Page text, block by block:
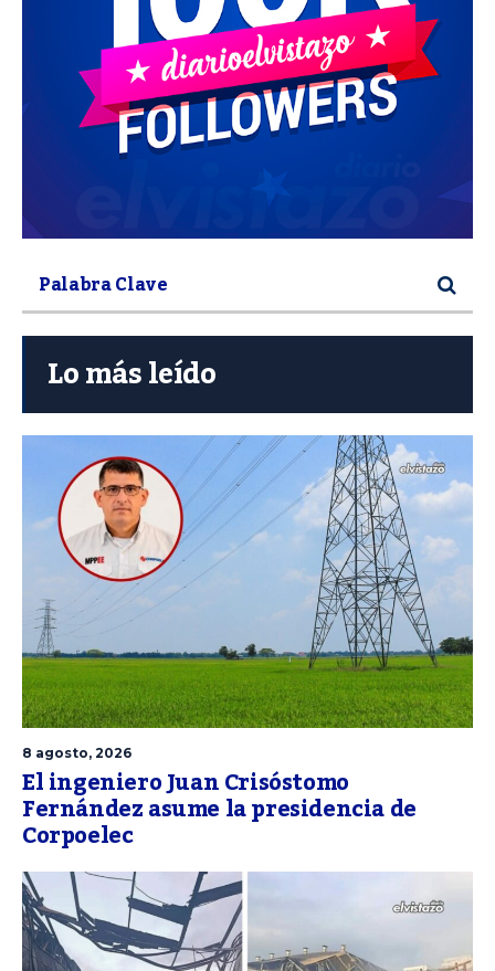
Lo más leído
8 agosto, 2026
El ingeniero Juan Crisóstomo
Fernández asume la presidencia de
Corpoelec